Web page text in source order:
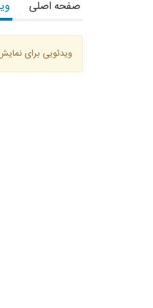
صفحه اصلی
ویدئویی برای